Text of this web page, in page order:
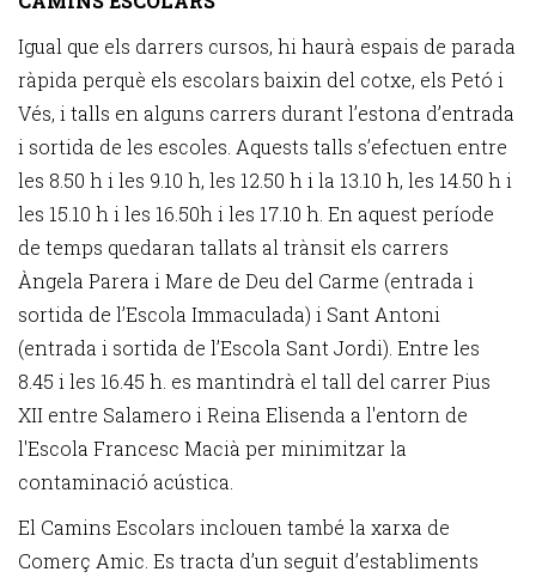
Igual que els darrers cursos, hi haurà espais de parada
ràpida perquè els escolars baixin del cotxe, els Petó i
Vés, i talls en alguns carrers durant l’estona d’entrada
i sortida de les escoles. Aquests talls s’efectuen entre
les 8.50 h i les 9.10 h, les 12.50 h i la 13.10 h, les 14.50 h i
les 15.10 h i les 16.50h i les 17.10 h. En aquest període
de temps quedaran tallats al trànsit els carrers
Àngela Parera i Mare de Deu del Carme (entrada i
sortida de l’Escola Immaculada) i Sant Antoni
(entrada i sortida de l’Escola Sant Jordi). Entre les
8.45 i les 16.45 h. es mantindrà el tall del carrer Pius
XII entre Salamero i Reina Elisenda a l'entorn de
l'Escola Francesc Macià per minimitzar la
contaminació acústica.
El Camins Escolars inclouen també la xarxa de
Comerç Amic. Es tracta d’un seguit d’establiments